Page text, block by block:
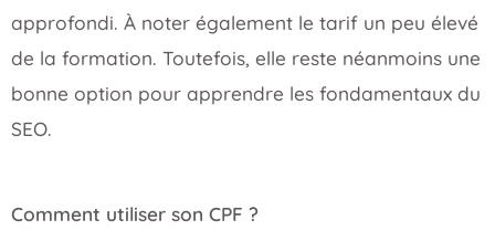
approfondi. À noter également le tarif un peu élevé
de la formation. Toutefois, elle reste néanmoins une
bonne option pour apprendre les fondamentaux du
SEO.
Comment utiliser son CPF ?